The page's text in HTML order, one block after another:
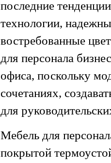
последние
технологии,
востребованные
для персонала
офиса, поскольку
сочетаниях,
для
Мебель для
покрытой